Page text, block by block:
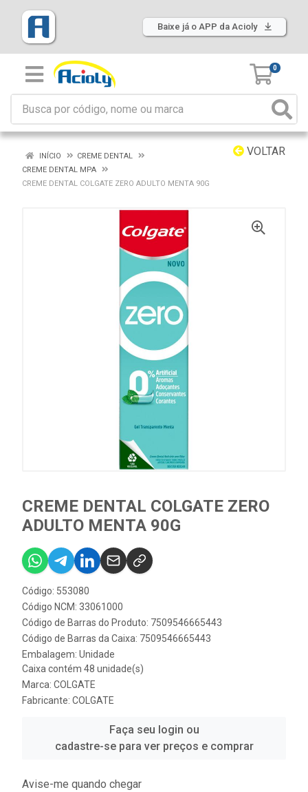
Baixe já o APP da Acioly
0
VOLTAR
INÍCIO
CREME DENTAL
CREME DENTAL MPA
CREME DENTAL COLGATE ZERO ADULTO MENTA 90G
CREME DENTAL COLGATE ZERO
ADULTO MENTA 90G
Código: 553080
Código NCM: 33061000
Código de Barras do Produto: 7509546665443
Código de Barras da Caixa: 7509546665443
Embalagem: Unidade
Caixa contém 48 unidade(s)
Marca: COLGATE
Fabricante: COLGATE
Faça seu login ou
cadastre-se para ver preços e comprar
Avise-me quando chegar